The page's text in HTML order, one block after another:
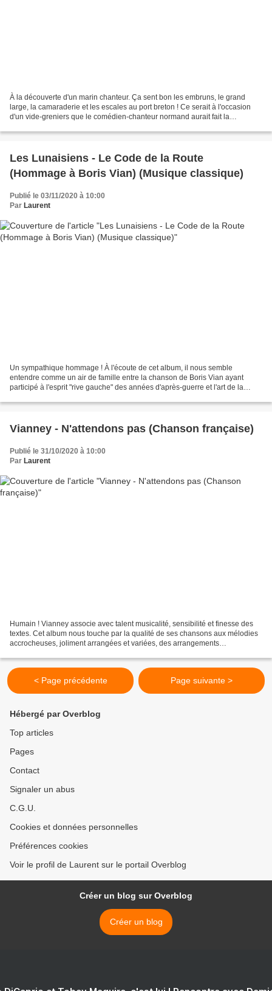
À la découverte d'un marin chanteur. Ça sent bon les embruns, le grand
large, la camaraderie et les escales au port breton ! Ce serait à l'occasion
d'un vide-greniers que le comédien-chanteur normand aurait fait la
Les Lunaisiens - Le Code de la Route
(Hommage à Boris Vian) (Musique classique)
Publié le 03/11/2020 à 10:00
Par Laurent
Un sympathique hommage ! À l'écoute de cet album, il nous semble
entendre comme un air de famille entre la chanson de Boris Vian ayant
participé à l'esprit "rive gauche" des années d'après-guerre et l'art de la
Vianney - N'attendons pas (Chanson française)
Publié le 31/10/2020 à 10:00
Par Laurent
Humain ! Vianney associe avec talent musicalité, sensibilité et finesse des
textes. Cet album nous touche par la qualité de ses chansons aux mélodies
accrocheuses, joliment arrangées et variées, des arrangements
< Page précédente Page suivante >
Hébergé par Overblog
Top articles
Pages
Contact
Signaler un abus
C.G.U.
Cookies et données personnelles
Préférences cookies
Voir le profil de Laurent sur le portail Overblog
Créer un blog sur Overblog
Créer un blog